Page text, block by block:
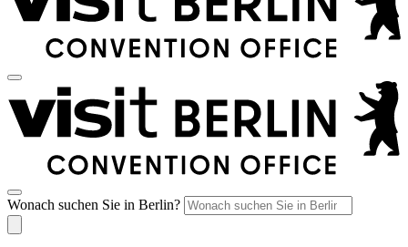
Wonach suchen Sie in Berlin?